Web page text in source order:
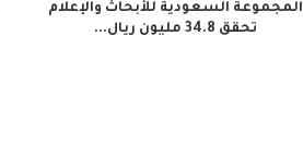
المجموعة السعودية للأبحاث والإعلام
تحقق 34.8 مليون ريال...